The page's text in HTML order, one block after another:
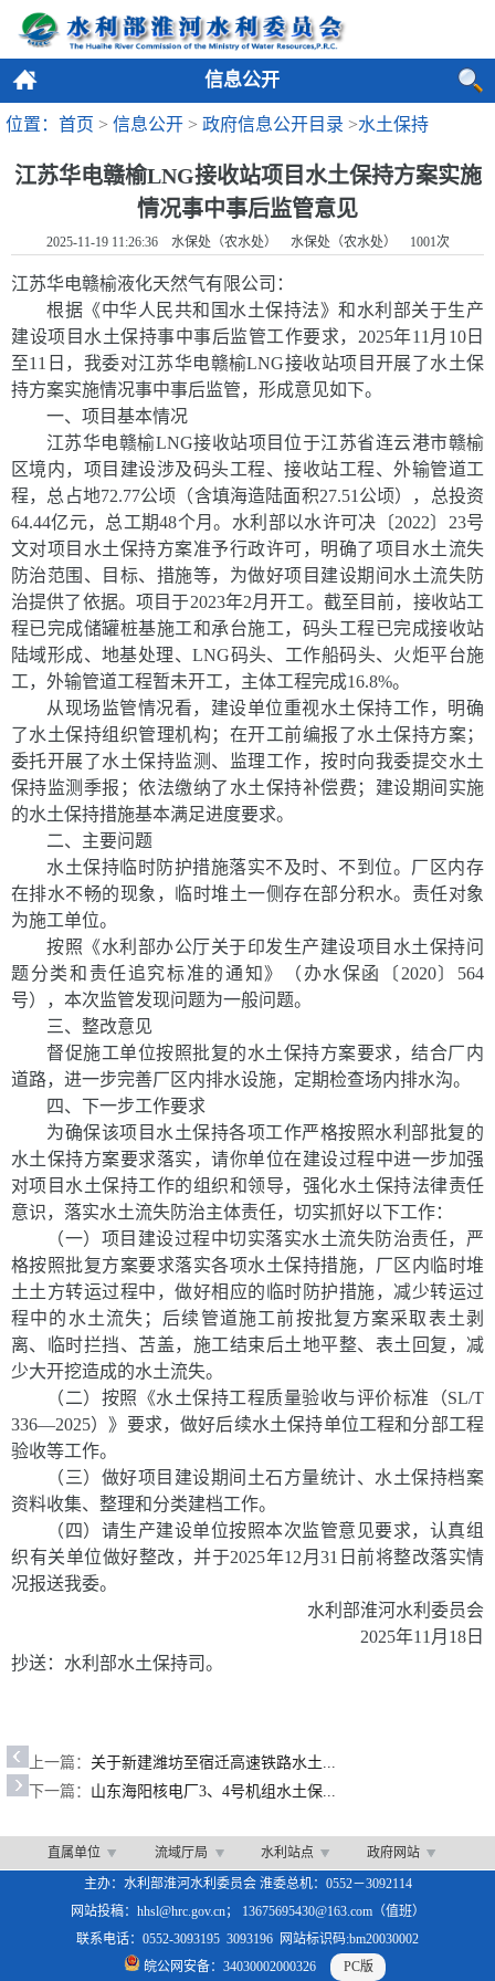
信息公开
位置：首页 > 信息公开 > 政府信息公开目录 >水土保持
江苏华电赣榆LNG接收站项目水土保持方案实施
情况事中事后监管意见
2025-11-19 11:26:36 水保处（农水处） 水保处（农水处） 1001次
江苏华电赣榆液化天然气有限公司：
根据《中华人民共和国水土保持法》和水利部关于生产
建设项目水土保持事中事后监管工作要求， 2025年11 月 10日
至11 日，我委对江苏华电赣榆LNG接收站项目开展了水土保
持方案实施情况事中事后监管，形成意见如下。
一、项目基本情况
江苏华电赣榆LNG接收站项目位于江苏省连云港市赣榆
区境内，项目建设涉及码头工程、接收站工程、外输管道工
程，总占地72.77公顷（含填海造陆面积27.51 公顷），总投资
64.44亿元，总工期48个月。水利部以水许可决〔2022〕 23号
文对项目水土保持方案准予行政许可，明确了项目水土流失
防治范围、目标、措施等，为做好项目建设期间水土流失防
治提供了依据。项目于2023年2月开工。截至目前，接收站工
程已完成储罐桩基施工和承台施工，码头工程已完成接收站
陆域形成、地基处理、LNG码头、工作船码头、火炬平台施
工，外输管道工程暂未开工，主体工程完成16.8%。
从现场监管情况看，建设单位重视水土保持工作，明确
了水土保持组织管理机构；在开工前编报了水土保持方案；
委托开展了水土保持监测、监理工作，按时向我委提交水土
保持监测季报；依法缴纳了水土保持补偿费；建设期间实施
的水土保持措施基本满足进度要求。
二、主要问题
水土保持临时防护措施落实不及时、不到位。厂区内存
在排水不畅的现象，临时堆土一侧存在部分积水。责任对象
为施工单位。
按照《水利部办公厅关于印发生产建设项目水土保持问
题分类和责任追究标准的通知》（办水保函〔 2020〕 564
号），本次监管发现问题为一般问题。
三、整改意见
督促施工单位按照批复的水土保持方案要求，结合厂内
道路，进一步完善厂区内排水设施，定期检查场内排水沟。
四、下一步工作要求
为确保该项目水土保持各项工作严格按照水利部批复的
水土保持方案要求落实，请你单位在建设过程中进一步加强
对项目 水土保持工作的组织和领导，强化水土保持法律责任
意识，落实水土流失防治主体责任，切实抓好以下工作：
（一）项目建设过程中切实落实水土流失防治责任，严
格按照批复方案要求落实各项水土保持措施，厂区内临时堆
土土方转运过程中，做好相应的临时防护措施，减少转运过
程中的水土流失；后续管道施工前按批复方案采取表土剥
离、临时拦挡、苫盖，施工结束后土地平整、表土回复，减
少大开挖造成的水土流失。
（二）按照《水土保持工程质量验收与评价标准（SL/T
336—2025）》要求，做好后续水土保持单位工程和分部工程
验收等工作。
（三）做好项目建设期间土石方量统计、水土保持档案
资料收集、整理和分类建档工作。
（四）请生产建设单位按照本次监管意见要求，认真组
织有关单位做好整改，并于2025年12 月 31 日前将整改落实情
况报送我委。
水利部淮河水利委员会
2025年11 月 18 日
抄送：水利部水土保持司。
上一篇： 关于新建潍坊至宿迁高速铁路水土...
下一篇： 山东海阳核电厂3、4号机组水土保...
直属单位 流域厅局 水利站点
政府网站
主办：水利部淮河水利委员会 淮委总机：0552－3092114
网站投稿：hhsl@hrc.gov.cn； 13675695430@163.com（值班）
联系电话：0552-3093195 3093196 网站标识码:bm20030002
皖公网安备：34030002000326
PC版